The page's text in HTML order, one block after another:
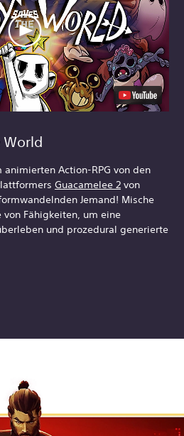
World
Action-RPG von den
Guacamelee 2 von
Jemand! Mische
Fähigkeiten, um eine
und prozedural generierte